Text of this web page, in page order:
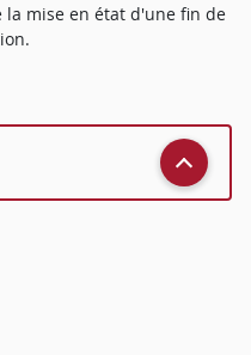
la mise en état d'une fin de